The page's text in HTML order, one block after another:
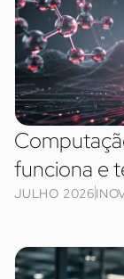
funciona e
JULHO 2026